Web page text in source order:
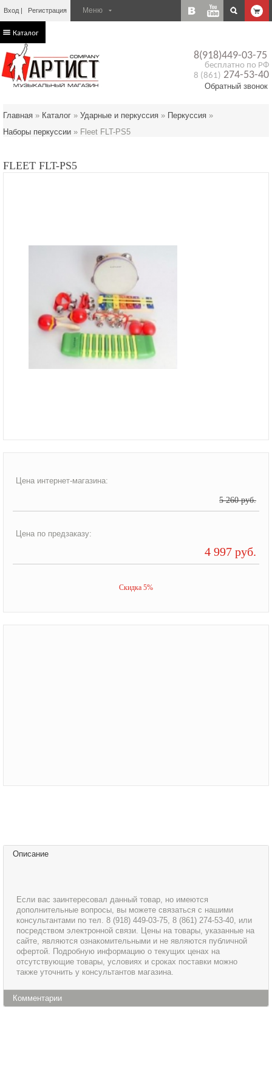
Вход Регистрация
8(918)449-03-75
бесплатно по РФ
8 (861) 274-53-40
Обратный звонок
Каталог
Главная » Каталог » Ударные и перкуссия » Перкусcия »
Наборы перкуссии » Fleet FLT-PS5
FLEET FLT-PS5
Цена интернет-магазина:
5 260 руб.
Цена по предзаказу:
4 997 руб.
Скидка 5%
Описание
Если вас заинтересовал данный товар, но имеются
дополнительные вопросы, вы можете связаться с нашими
консультантами по тел. 8 (918) 449-03-75, 8 (861) 274-53-40, или
посредством электронной связи. Цены на товары, указанные на
сайте, являются ознакомительными и не являются публичной
офертой. Подробную информацию о текущих ценах на
отсутствующие товары, условиях и сроках поставки можно
также уточнить у консультантов магазина.
Комментарии